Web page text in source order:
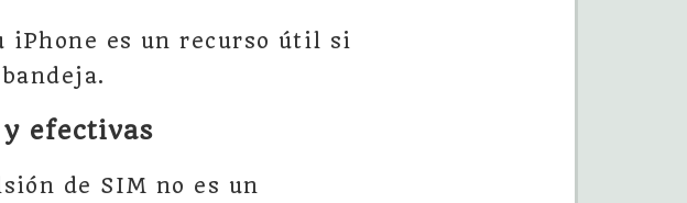
iPhone es un recurso útil si
efectivas
de SIM no es un